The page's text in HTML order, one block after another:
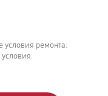
условия ремонта: